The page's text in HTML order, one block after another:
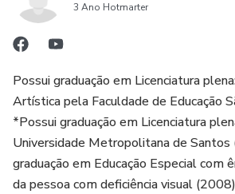
3 Ano Hotmarter
Possui graduação em Licenciatura
Artística pela Faculdade de Educação
*Possui graduação em Licenciatura
Universidade Metropolitana de
graduação em Educação Especial com
da pessoa com deficiência visual